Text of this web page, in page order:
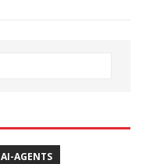
AI-AGENTS